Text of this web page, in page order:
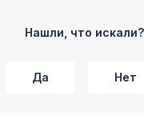
Нашли, что искали?
Да Нет